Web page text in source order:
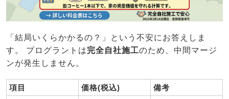
「結局いくらかかるの？」という不安にお答えしま
す。 プログラントは完全自社施工のため、中間マージ
ンが発生しません。
項目 価格(税込) 備考